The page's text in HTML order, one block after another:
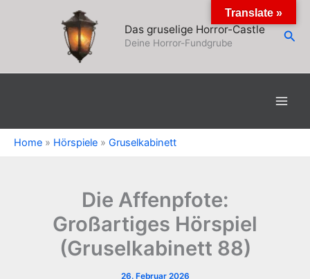
Das gruselige Horror-Castle
Deine Horror-Fundgrube
Home » Hörspiele » Gruselkabinett
Die Affenpfote:
Großartiges Hörspiel
(Gruselkabinett 88)
26. Februar 2026
Translate »